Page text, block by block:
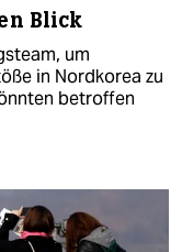
Blick
um
in Nordkorea zu
betroffen